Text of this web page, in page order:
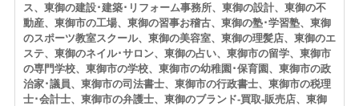
ス、東御の建設･建築･リフォーム事務所、東御の設計、東御の不
動産、東御市の工場、東御の習事お稽古、東御の塾･学習塾、東御
のスポーツ教室スクール、東御の美容室、東御の理髪店、東御のエ
ステ、東御のネイル･サロン、東御の占い、東御市の留学、東御市
の専門学校、東御市の学校、東御市の幼稚園･保育園、東御市の政
治家･議員、東御市の司法書士、東御市の行政書士、東御市の税理
士･会計士、東御市の弁護士、東御のブランド-買取-販売店、東御